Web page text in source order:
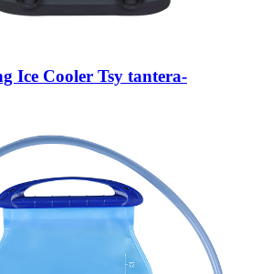
Ice Cooler Tsy tantera-